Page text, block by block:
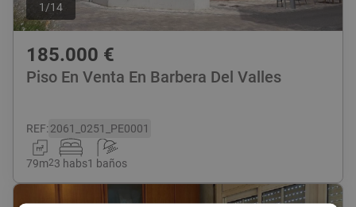
1 /14
185.000 €
Piso En Venta En Barbera Del Valles
REF:2061_0251_PE0001
79m23 habs1 baños